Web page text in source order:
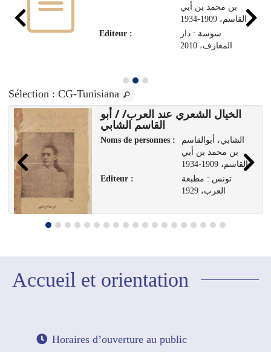
بن محمد بن أبي
القاسم، 1909-1934
Editeur :
سوسة : دار
المعارف، 2010
Sélection : CG-Tunisiana
الخيال الشعري عند العرب/ / أبو
القاسم الشابي
Noms de personnes :
الشابي، أبوالقاسم
بن محمد بن أبي
القاسم، 1909-1934
Editeur :
تونس : مطبعة
العرب، 1929
Accueil et orientation
Horaires d’ouverture au public